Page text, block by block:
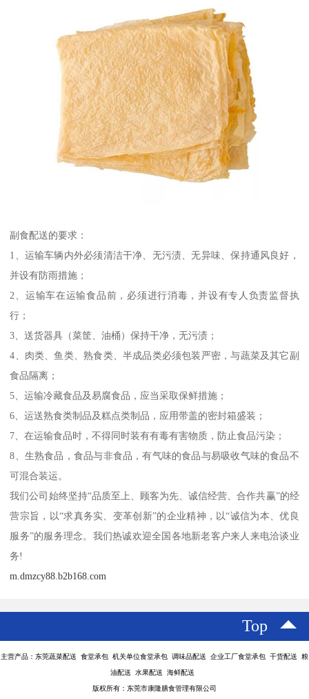
副食配送的要求：
1、运输车辆内外必须清洁干净、无污渍、无异味、保持通风良好，
并设有防雨措施；
2、运输车在运输食品前，必须进行消毒，并设有专人负责监督执
行；
3、送货器具（菜筐、油桶）保持干净，无污渍；
4、肉类、鱼类、熟食类、半成品类必须包装严密，与蔬菜及其它副
食品隔离；
5、运输冷藏食品及易腐食品，应当采取保鲜措施；
6、运送熟食类制品及糕点类制品，应用带盖的密封箱盛装；
7、在运输食品时，不得同时装有有毒有害物质，防止食品污染；
8、生熟食品，食品与非食品，有气味的食品与易吸收气味的食品不
可混合装运。
我们公司始终坚持“品质至上、顾客为先、诚信经营、合作共赢”的经
营宗旨，以“求真务实、变革创新”的企业精神，以“诚信为本、优良
服务”的服务理念。我们热诚欢迎全国各地新老客户来人来电洽谈业
务!
m.dmzcy88.b2b168.com
Top
主营产品：东莞蔬菜配送 食堂承包 机关单位食堂承包 调味品配送 企业工厂食堂承包 干货配送 粮
油配送 水果配送 海鲜配送
版权所有：东莞市康隆膳食管理有限公司